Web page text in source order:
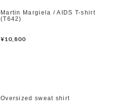
Martin Margiela / AIDS T-shirt
(T642)
¥10,800
Oversized sweat shirt